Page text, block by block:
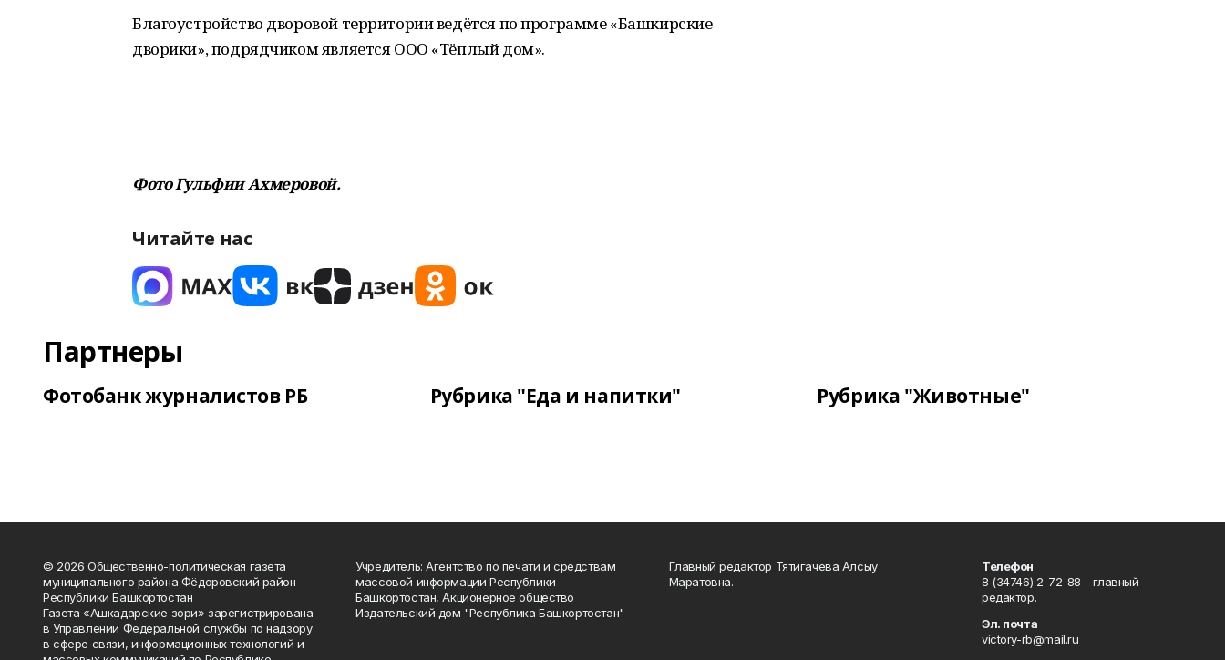
Благоустройство дворовой территории ведётся по программе «Башкирские
дворики», подрядчиком является ООО «Тёплый дом».
Фото Гульфии Ахмеровой.
Читайте нас
Партнеры
Фотобанк журналистов РБ Рубрика "Еда и напитки" Рубрика "Животные"
© 2026 Общественно-политическая газета
муниципального района Фёдоровский район
Республики Башкортостан
Газета «Ашкадарские зори» зарегистрирована
в Управлении Федеральной службы по надзору
в сфере связи, информационных технологий и
Учредитель: Агентство по печати и средствам
массовой информации Республики
Башкортостан, Акционерное общество
Издательский дом "Республика Башкортостан"
Главный редактор Тятигачева Алсыу
Маратовна.
Телефон
8 (34746) 2-72-88 - главный
редактор.
Эл. почта
victory-rb@mail.ru